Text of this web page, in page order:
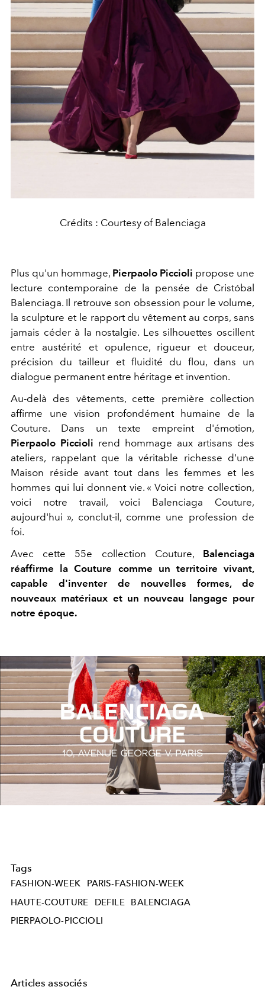
Crédits : Courtesy of Balenciaga
Plus qu'un hommage, Pierpaolo Piccioli propose une
lecture contemporaine de la pensée de Cristóbal
Balenciaga. Il retrouve son obsession pour le volume,
la sculpture et le rapport du vêtement au corps, sans
jamais céder à la nostalgie. Les silhouettes oscillent
entre austérité et opulence, rigueur et douceur,
précision du tailleur et fluidité du flou, dans un
dialogue permanent entre héritage et invention.
Au-delà des vêtements, cette première collection
affirme une vision profondément humaine de la
Couture. Dans un texte empreint d'émotion,
Pierpaolo Piccioli rend hommage aux artisans des
ateliers, rappelant que la véritable richesse d'une
Maison réside avant tout dans les femmes et les
hommes qui lui donnent vie. « Voici notre collection,
voici notre travail, voici Balenciaga Couture,
aujourd'hui », conclut-il, comme une profession de
foi.
Avec cette 55e collection Couture, Balenciaga
réaffirme la Couture comme un territoire vivant,
capable d'inventer de nouvelles formes, de
nouveaux matériaux et un nouveau langage pour
notre époque.
Play
Video
Tags
FASHION-WEEK
PARIS-FASHION-WEEK
HAUTE-COUTURE
DEFILE
BALENCIAGA
PIERPAOLO-PICCIOLI
Articles associés